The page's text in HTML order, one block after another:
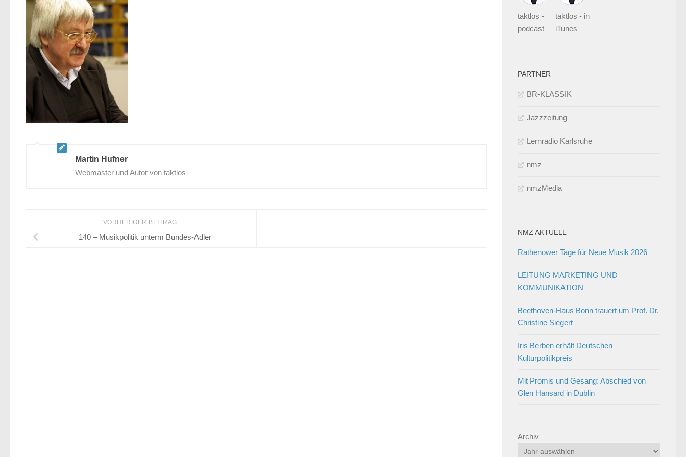
Martin Hufner
Webmaster und Autor von taktlos
VORHERIGER BEITRAG
140 – Musikpolitik unterm Bundes-Adler
taktlos -
podcast
taktlos - in
iTunes
PARTNER
BR-KLASSIK
Jazzzeitung
Lernradio Karlsruhe
nmz
nmzMedia
NMZ AKTUELL
Rathenower Tage für Neue Musik 2026
LEITUNG MARKETING UND
KOMMUNIKATION
Beethoven-Haus Bonn trauert um Prof. Dr.
Christine Siegert
Iris Berben erhält Deutschen
Kulturpolitikpreis
Mit Promis und Gesang: Abschied von
Glen Hansard in Dublin
Archiv